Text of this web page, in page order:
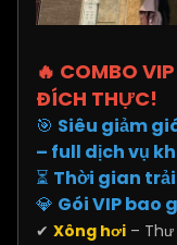
🔥 COMBO
ĐÍCH THỰC!
🎯 Siêu giảm
– full dịch vụ
⏳ Thời gian
💎 Gói VIP bao
✔ Xông hơi –